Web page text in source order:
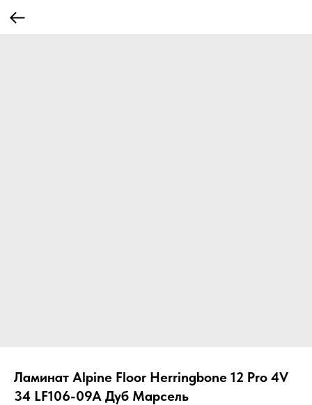
Ламинат Alpine Floor Herringbone 12 Pro 4V
34 LF106-09A Дуб Марсель